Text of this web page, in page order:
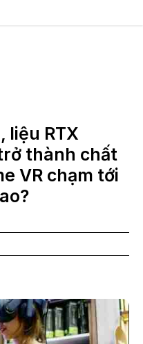
công nghệ
liệu RTX
thành chất
VR chạm tới